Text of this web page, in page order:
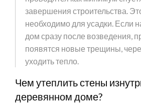
завершения строительства.
необходимо для усадки. Если
дом сразу после возведения,
появятся новые трещины,
уходить тепло.
Чем утеплить стены
деревянном доме?